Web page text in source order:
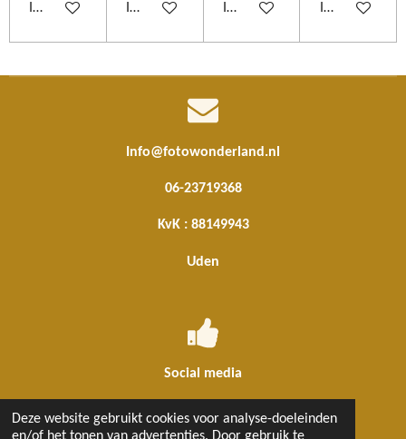
Deze website gebruikt cookies voor analyse-doeleinden
en/of het tonen van advertenties. Door gebruik te
In winkelwagen In winkelwagen In winkelwagen In
Info@fotowonderland.nl
06-23719368
KvK : 88149943
Uden
Social media
I
F